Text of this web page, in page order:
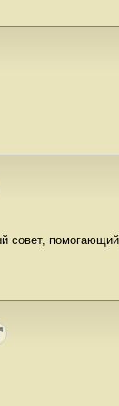
совет,